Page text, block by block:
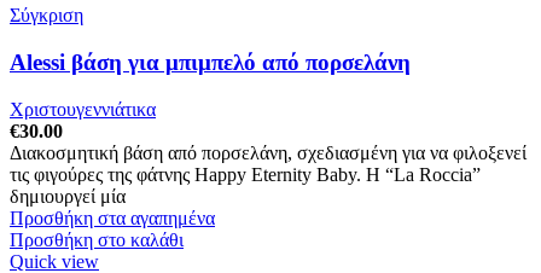
Σύγκριση
Alessi βάση για μπιμπελό από πορσελάνη
Χριστουγεννιάτικα
€30.00
Διακοσμητική βάση από πορσελάνη, σχεδιασμένη για να φιλοξενεί
τις φιγούρες της φάτνης Happy Eternity Baby. Η “La Roccia”
δημιουργεί μία
Προσθήκη στα αγαπημένα
Προσθήκη στο καλάθι
Quick view